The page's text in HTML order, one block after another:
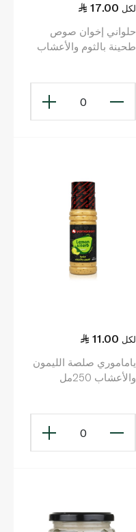
17.00 لكل
حلواني إخوان صوص
طحينة بالثوم والأعشاب
0
11.00 لكل
ياماموري صلصة الليمون
والأعشاب 250مل
0